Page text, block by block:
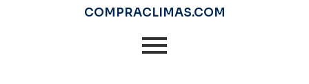
COMPRACLIMAS.COM